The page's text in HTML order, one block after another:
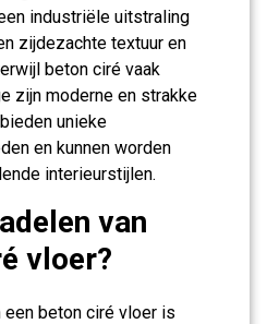
industriële uitstraling
zijdezachte textuur en
beton ciré vaak
zijn moderne en strakke
unieke
en kunnen worden
interieurstijlen.
van
vloer?
een beton ciré vloer is